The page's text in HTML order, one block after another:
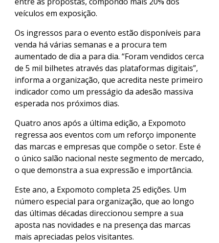
veículos em exposição.
Os ingressos para o evento estão disponíveis para
venda há várias semanas e a procura tem
aumentado de dia a para dia. “Foram vendidos cerca
de 5 mil bilhetes através das plataformas digitais”,
informa a organização, que acredita neste primeiro
indicador como um presságio da adesão massiva
esperada nos próximos dias.
Quatro anos após a última edição, a Expomoto
regressa aos eventos com um reforço imponente
das marcas e empresas que compõe o setor. Este é
o único salão nacional neste segmento de mercado,
o que demonstra a sua expressão e importância.
Este ano, a Expomoto completa 25 edições. Um
número especial para organização, que ao longo
das últimas décadas direccionou sempre a sua
aposta nas novidades e na presença das marcas
mais apreciadas pelos visitantes.